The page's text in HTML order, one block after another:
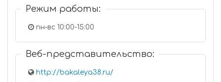
Режим работы:
пн-вс 10:00-15:00
Веб-представительство:
http://bakaleya38.ru/